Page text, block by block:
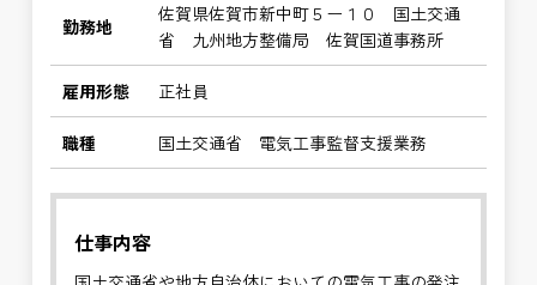
勤務地
佐賀県佐賀市新中町５ー１０ 国土交通
省 九州地方整備局 佐賀国道事務所
雇用形態 正社員
職種 国土交通省 電気工事監督支援業務
仕事内容